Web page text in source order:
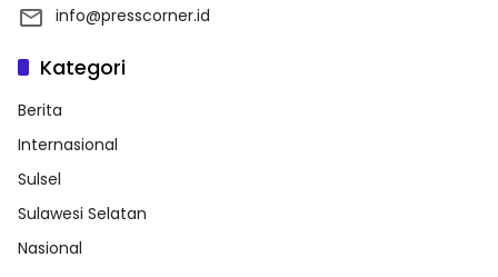
info@presscorner.id
Kategori
Berita
Internasional
Sulsel
Sulawesi Selatan
Nasional